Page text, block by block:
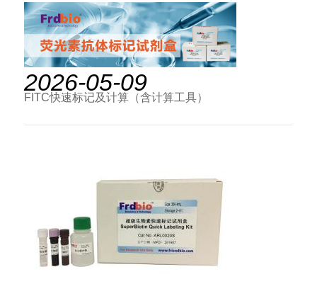
2026-05-09
FITC快速标记及计算（含计算工具）